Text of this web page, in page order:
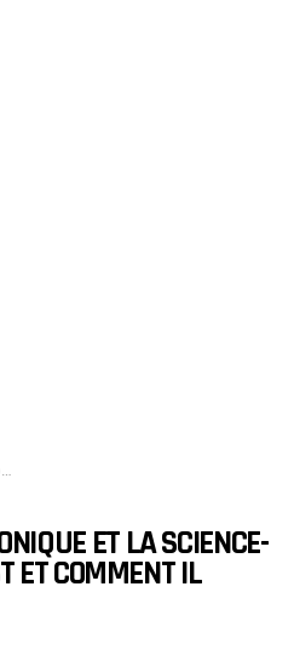
ET LA SCIENCE-
ET COMMENT IL